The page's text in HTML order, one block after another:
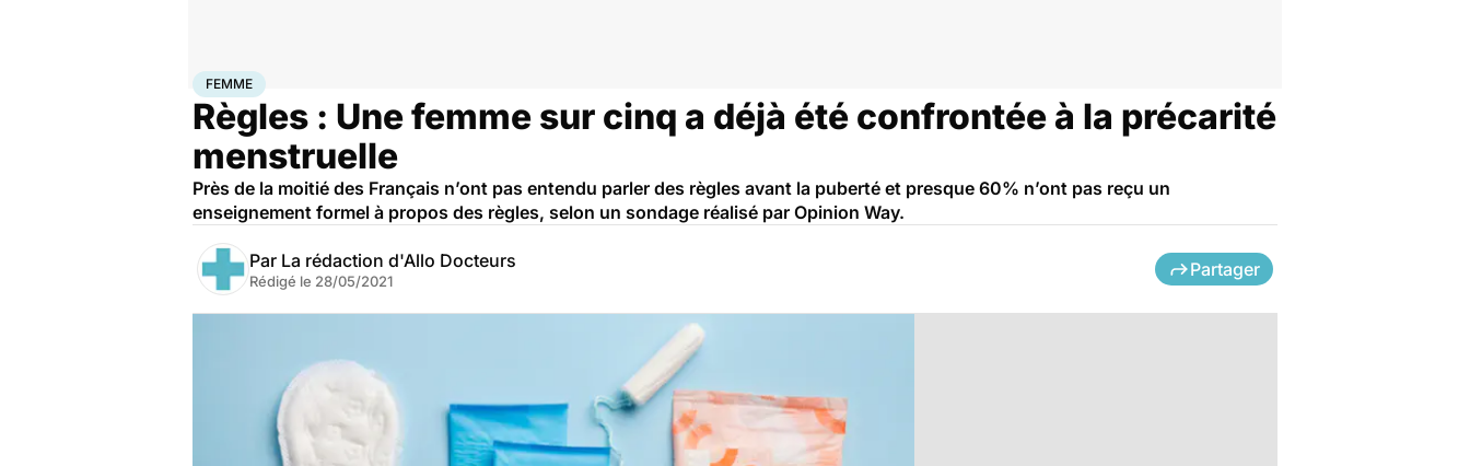
AccueilSanté
FEMME
Règles : Une femme sur cinq a déjà été confrontée à la précarité
menstruelle
Près de la moitié des Français n’ont pas entendu parler des règles avant la puberté et presque 60% n’ont pas reçu un
enseignement formel à propos des règles, selon un sondage réalisé par Opinion Way.
Par La rédaction d'Allo Docteurs
Rédigé le 28/05/2021
Partager